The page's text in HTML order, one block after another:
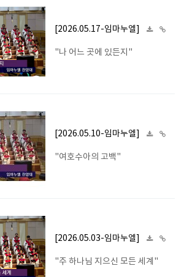
[2026.05.17-임마누엘]
"나 어느 곳에 있든지"
[2026.05.10-임마누엘]
"여호수아의 고백"
[2026.05.03-임마누엘]
"주 하나님 지으신 모든 세계"